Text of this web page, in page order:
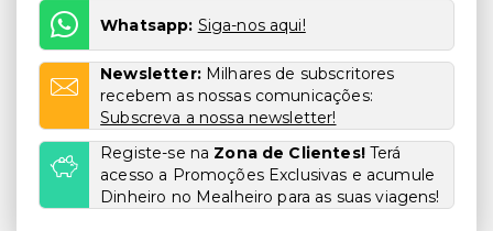
Whatsapp: Siga-nos aqui!
Newsletter: Milhares de subscritores
recebem as nossas comunicações:
Subscreva a nossa newsletter!
Registe-se na Zona de Clientes!Terá
acesso a Promoções Exclusivas e acumule
Dinheiro no Mealheiro para as suas viagens!